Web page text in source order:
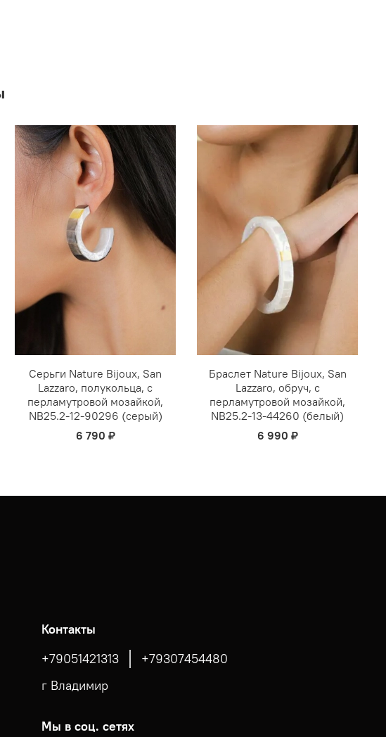
Серьги Nature Bijoux, San
Lazzaro, полукольца, с
перламутровой мозайкой,
NB25.2-12-90296 (серый)
6 790 ₽
Браслет Nature Bijoux, San
Lazzaro, обруч, с
перламутровой мозайкой,
NB25.2-13-44260 (белый)
6 990 ₽
Контакты
+79051421313
+79307454480
г Владимир
Мы в соц. сетях